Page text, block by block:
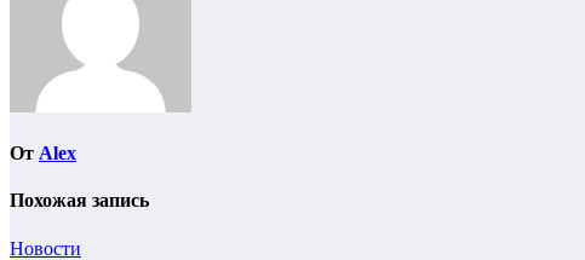
От Alex
Похожая запись
Новости